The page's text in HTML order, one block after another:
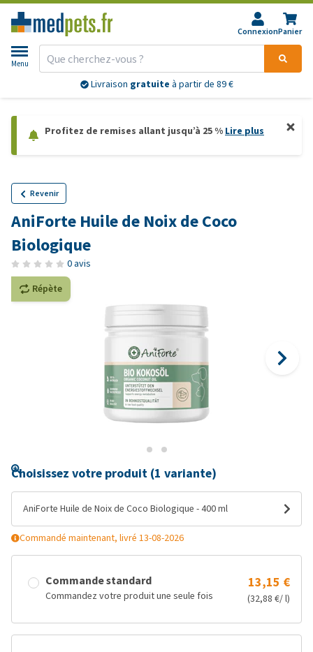
ConnexionPanier
Menu
Livraison gratuite à partir de 89 €
Profitez de remises allant jusqu’à 25 % Lire plus
Revenir
AniForte Huile de Noix de Coco
Biologique
0 avis
Répète
Choisissez votre produit (1 variante)
AniForte Huile de Noix de Coco Biologique - 400 ml
Commandé maintenant, livré 13-08-2026
Commande standard
Commandez votre produit une seule fois
13,15 €
(32,88 €/ l)